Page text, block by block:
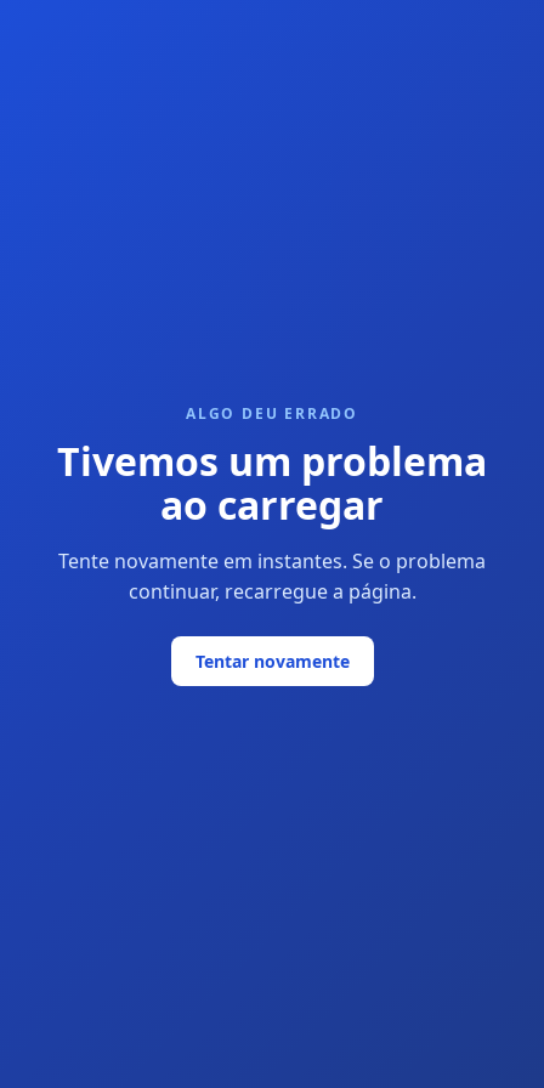
ALGO DEU ERRADO
Tivemos um problema
ao carregar
Tente novamente em instantes. Se o problema
continuar, recarregue a página.
Tentar novamente